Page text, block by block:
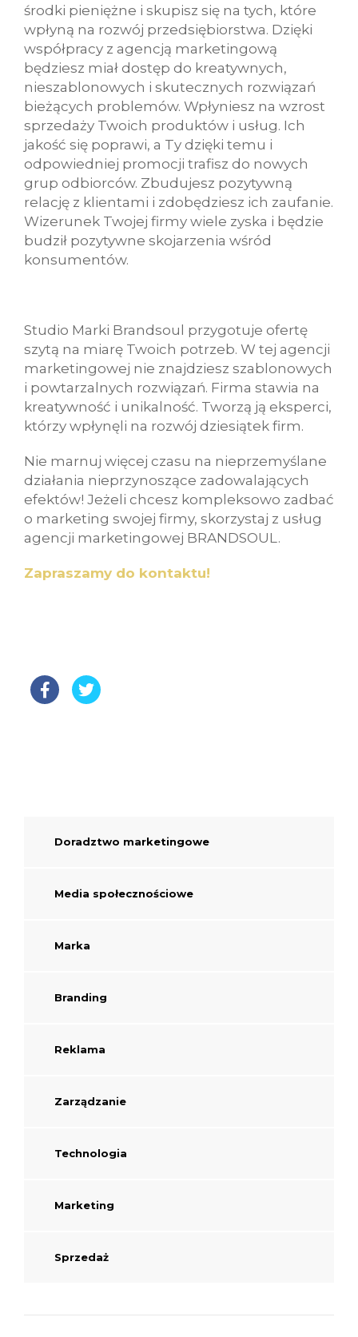
środki pieniężne i skupisz się na tych, które
wpłyną na rozwój przedsiębiorstwa. Dzięki
współpracy z agencją marketingową
będziesz miał dostęp do kreatywnych,
nieszablonowych i skutecznych rozwiązań
bieżących problemów. Wpłyniesz na wzrost
sprzedaży Twoich produktów i usług. Ich
jakość się poprawi, a Ty dzięki temu i
odpowiedniej promocji trafisz do nowych
grup odbiorców. Zbudujesz pozytywną
relację z klientami i zdobędziesz ich zaufanie.
Wizerunek Twojej firmy wiele zyska i będzie
budził pozytywne skojarzenia wśród
konsumentów.
Studio Marki Brandsoul przygotuje ofertę
szytą na miarę Twoich potrzeb. W tej agencji
marketingowej nie znajdziesz szablonowych
i powtarzalnych rozwiązań. Firma stawia na
kreatywność i unikalność. Tworzą ją eksperci,
którzy wpłynęli na rozwój dziesiątek firm.
Nie marnuj więcej czasu na nieprzemyślane
działania nieprzynoszące zadowalających
efektów! Jeżeli chcesz kompleksowo zadbać
o marketing swojej firmy, skorzystaj z usług
agencji marketingowej BRANDSOUL.
Zapraszamy do kontaktu!
Doradztwo marketingowe
Media społecznościowe
Marka
Branding
Reklama
Zarządzanie
Technologia
Marketing
Sprzedaż